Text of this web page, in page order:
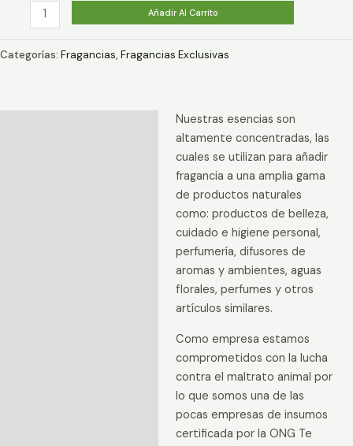
Fragancia
Exclusiva
de
Coco
Añadir Al Carrito
Categorías: Fragancias, Fragancias Exclusivas
Nuestras esencias son
altamente concentradas, las
cuales se utilizan para añadir
fragancia a una amplia gama
de productos naturales
como: productos de belleza,
cuidado e higiene personal,
perfumería, difusores de
aromas y ambientes, aguas
florales, perfumes y otros
artículos similares.
Como empresa estamos
comprometidos con la lucha
contra el maltrato animal por
lo que somos una de las
pocas empresas de insumos
certificada por la ONG Te